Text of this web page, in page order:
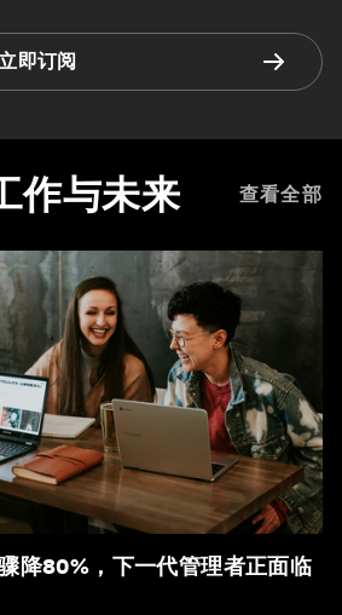
立即订阅
作与未来 查看全部
降80%，下一代管理者正面临